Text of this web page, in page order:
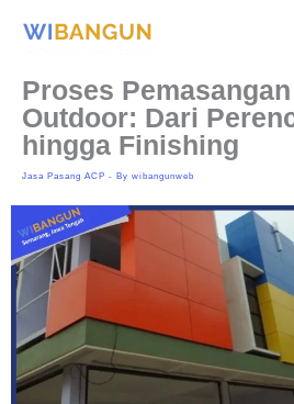
Proses
Outdoor: Dari
hingga Finishing
Jasa Pasang ACP - By wibangunweb